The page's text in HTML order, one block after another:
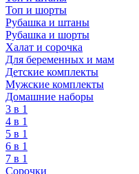
Топ и шорты
Рубашка и штаны
Рубашка и шорты
Халат и сорочка
Для беременных и мам
Детские комплекты
Мужские комплекты
Домашние наборы
3 в 1
4 в 1
5 в 1
6 в 1
7 в 1
Сорочки